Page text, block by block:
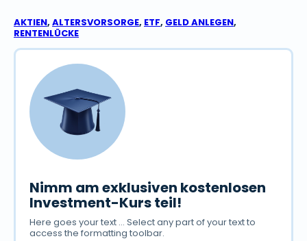
AKTIEN, ALTERSVORSORGE, ETF, GELD ANLEGEN,
RENTENLÜCKE
Nimm am exklusiven kostenlosen
Investment-Kurs teil!
Here goes your text ... Select any part of your text to
access the formatting toolbar.